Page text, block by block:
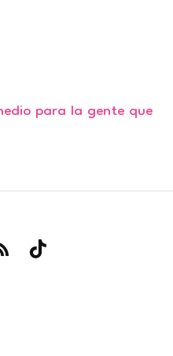
para la gente que